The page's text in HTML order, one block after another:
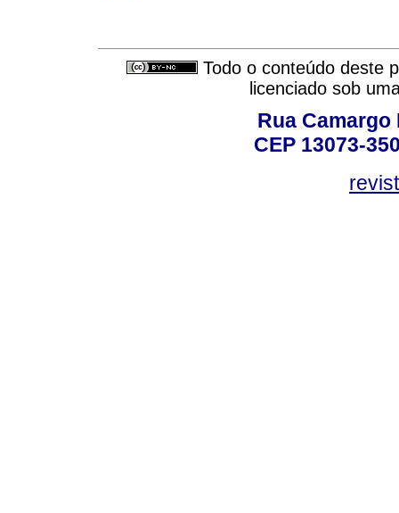
Todo o conteúdo deste
licenciado sob
Rua Camargo
CEP 13073-